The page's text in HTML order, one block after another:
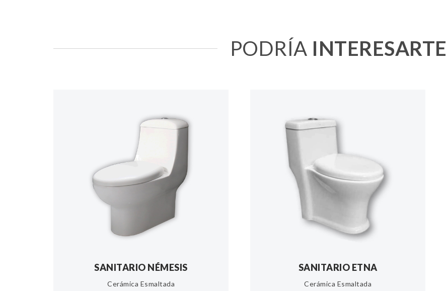
PODRÍA INTERESARTE
SANITARIO NÉMESIS
Cerámica Esmaltada
SANITARIO ETNA
Cerámica Esmaltada